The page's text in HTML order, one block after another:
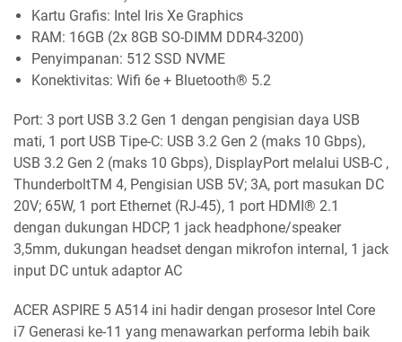
Kartu Grafis: Intel Iris Xe Graphics
RAM: 16GB (2x 8GB SO-DIMM DDR4-3200)
Penyimpanan: 512 SSD NVME
Konektivitas: Wifi 6e + Bluetooth® 5.2
Port: 3 port USB 3.2 Gen 1 dengan pengisian daya USB
mati, 1 port USB Tipe-C: USB 3.2 Gen 2 (maks 10 Gbps),
USB 3.2 Gen 2 (maks 10 Gbps), DisplayPort melalui USB-C ,
ThunderboltTM 4, Pengisian USB 5V; 3A, port masukan DC
20V; 65W, 1 port Ethernet (RJ-45), 1 port HDMI® 2.1
dengan dukungan HDCP, 1 jack headphone/speaker
3,5mm, dukungan headset dengan mikrofon internal, 1 jack
input DC untuk adaptor AC
ACER ASPIRE 5 A514 ini hadir dengan prosesor Intel Core
i7 Generasi ke-11 yang menawarkan performa lebih baik